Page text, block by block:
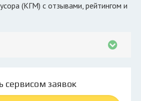
(КГМ) с отзывами, рейтингом и
сервисом заявок